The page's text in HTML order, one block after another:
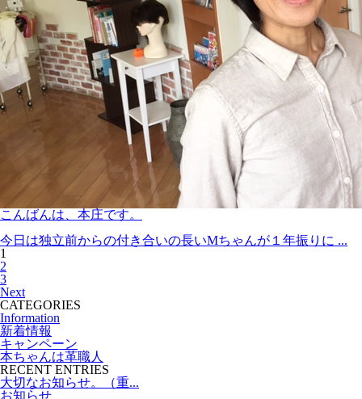
こんばんは、本庄です。
今日は独立前からの付き合いの長いMちゃんが１年振りに ...
1
2
3
Next
CATEGORIES
Information
新着情報
キャンペーン
本ちゃんは革職人
RECENT ENTRIES
大切なお知らせ。（重...
お知らせ